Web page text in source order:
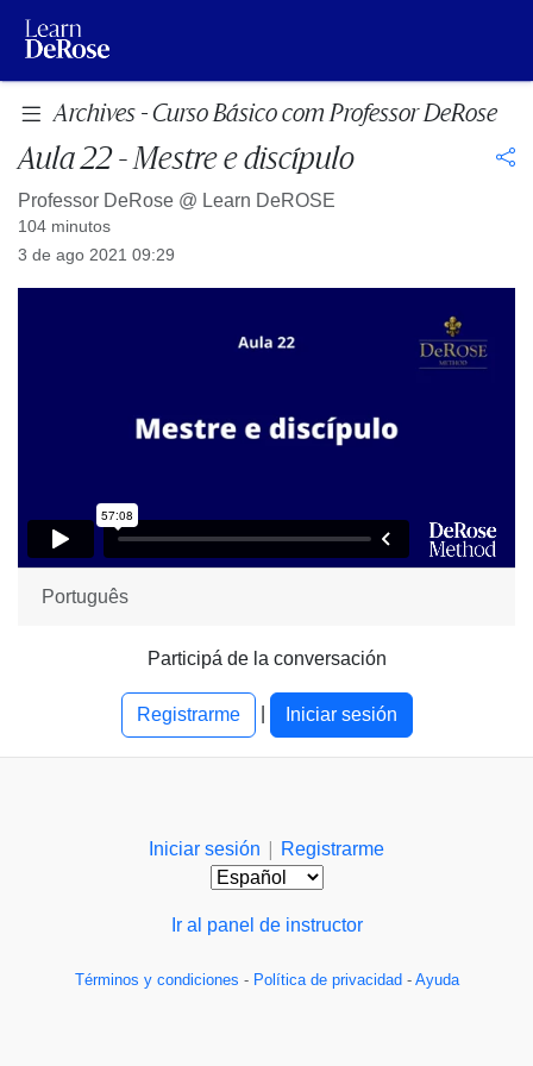
Archives - Curso Básico com Professor DeRose
Aula 22 - Mestre e discípulo
Professor DeRose @ Learn DeROSE
104 minutos
3 de ago 2021 09:29
Português
Participá de la conversación
Registrarme Iniciar sesión
Iniciar sesión | Registrarme
Ir al panel de instructor
Términos y condiciones - Política de privacidad - Ayuda